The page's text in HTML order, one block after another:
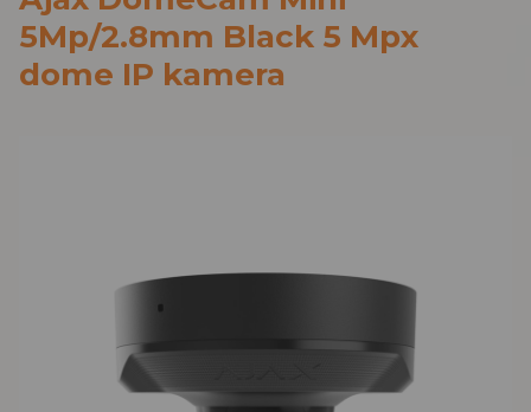
5Mp/2.8mm Black 5 Mpx
dome IP kamera